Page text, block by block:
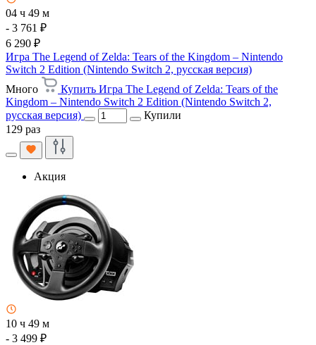
04 ч 49 м
- 3 761 ₽
6 290 ₽
Игра The Legend of Zelda: Tears of the Kingdom – Nintendo
Switch 2 Edition (Nintendo Switch 2, русская версия)
Много
Купить Игра The Legend of Zelda: Tears of the
Kingdom – Nintendo Switch 2 Edition (Nintendo Switch 2,
русская версия)
Купили
129 раз
Акция
10 ч 49 м
- 3 499 ₽